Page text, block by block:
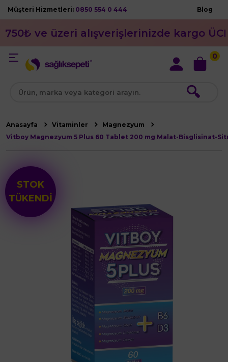
Müşteri Hizmetleri: 0850 554 0 444 Blog
750₺ ve üzeri alışverişlerinizde kargo
🔍
0
Anasayfa Vitaminler
Magnezyum
Vitboy Magnezyum 5 Plus 60 Tablet 200 mg Malat-Bisglisinat-
STOK
TÜKENDİ